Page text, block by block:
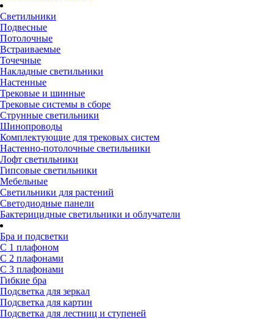
Светильники
Подвесные
Потолочные
Встраиваемые
Точечные
Накладные светильники
Настенные
Трековые и шинные
Трековые системы в сборе
Струнные светильники
Шинопроводы
Комплектующие для трековых систем
Настенно-потолочные светильники
Лофт светильники
Гипсовые светильники
Мебельные
Светильники для растений
Светодиодные панели
Бактерицидные светильники и облучатели
Бра и подсветки
С 1 плафоном
С 2 плафонами
С 3 плафонами
Гибкие бра
Подсветка для зеркал
Подсветка для картин
Подсветка для лестниц и ступеней